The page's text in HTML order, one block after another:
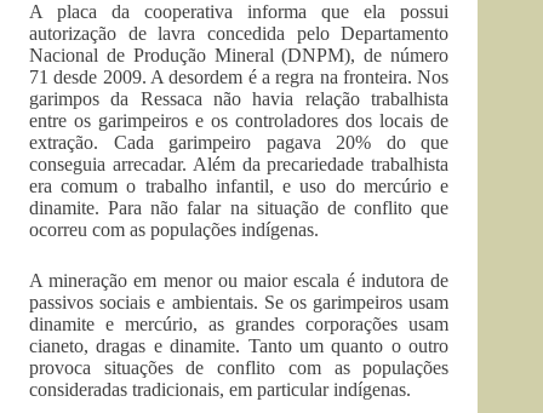
A placa da cooperativa informa que ela possui
autorização de lavra concedida pelo Departamento
Nacional de Produção Mineral (DNPM), de número
71 desde 2009. A desordem é a regra na fronteira. Nos
garimpos da Ressaca não havia relação trabalhista
entre os garimpeiros e os controladores dos locais de
extração. Cada garimpeiro pagava 20% do que
conseguia arrecadar. Além da precariedade trabalhista
era comum o trabalho infantil, e uso do mercúrio e
dinamite. Para não falar na situação de conflito que
ocorreu com as populações indígenas.
A mineração em menor ou maior escala é indutora de
passivos sociais e ambientais. Se os garimpeiros usam
dinamite e mercúrio, as grandes corporações usam
cianeto, dragas e dinamite. Tanto um quanto o outro
provoca situações de conflito com as populações
consideradas tradicionais, em particular indígenas.